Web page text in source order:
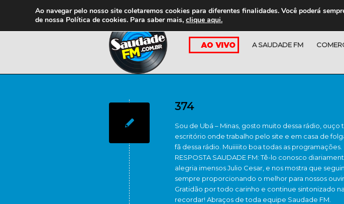
A SAUDADE FM
374
Sou de Ubá – Minas, gosto muito dessa rádio, ouço
escritório onde trabalho pelo site e em casa de
fã dessa rádio. Muiiiiito boa todas as programações.
RESPOSTA SAUDADE FM: Tê-lo conosco
alegria imensos Julio Cesar, e nos mostra que
sempre proporcionando o melhor para nossos
Gratidão por todo carinho e continue sintonizado
recordar! Abraços de toda equipe Saudade FM.
Ao navegar pelo nosso site coletaremos cookies para diferentes finalidades. Você poderá
de nossa Política de cookies. Para saber mais, clique aqui.